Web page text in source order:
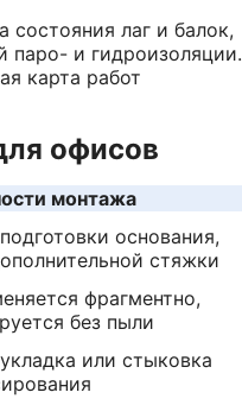
состояния лаг и балок,
паро- и гидроизоляции.
карта работ
офисов
монтажа
основания,
стяжки
фрагментно,
без пыли
или стыковка